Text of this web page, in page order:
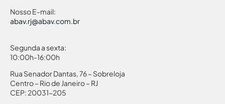
Nosso E-mail:
abav.rj@abav.com.br
Segunda a sexta:
10:00h-16:00h
Rua Senador Dantas, 76 – Sobreloja
Centro – Rio de Janeiro – RJ
CEP: 20031-205